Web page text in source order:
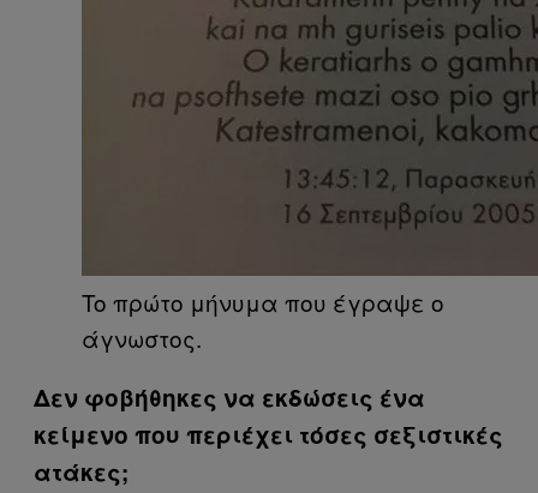
To πρώτο μήνυμα που έγραψε ο
άγνωστος.
Δεν φοβήθηκες να εκδώσεις ένα
κείμενο που περιέχει τόσες σεξιστικές
ατάκες;